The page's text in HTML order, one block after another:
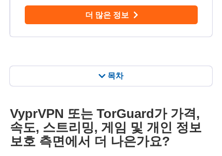
목차
더 많은 정보
VyprVPN 또는 TorGuard가 가격,
속도, 스트리밍, 게임 및 개인 정보
보호 측면에서 더 나은가요?